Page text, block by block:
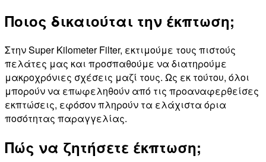
Ποιος δικαιούται την έκπτωση;
Στην Super Kilometer Filter, εκτιμούμε τους πιστούς
πελάτες μας και προσπαθούμε να διατηρούμε
μακροχρόνιες σχέσεις μαζί τους. Ως εκ τούτου, όλοι
μπορούν να επωφεληθούν από τις προαναφερθείσες
εκπτώσεις, εφόσον πληρούν τα ελάχιστα όρια
ποσότητας παραγγελίας.
Πώς να ζητήσετε έκπτωση;